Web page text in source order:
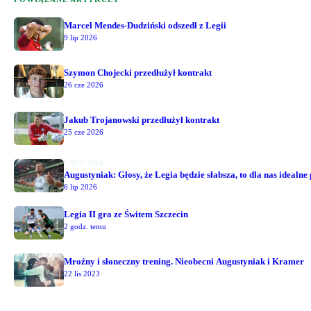
Marcel Mendes-Dudziński odszedł z Legii
9 lip 2026
Szymon Chojecki przedłużył kontrakt
26 cze 2026
Jakub Trojanowski przedłużył kontrakt
25 cze 2026
Augustyniak: Głosy, że Legia będzie słabsza, to dla nas idealne
6 lip 2026
Legia II gra ze Świtem Szczecin
2 godz. temu
Mroźny i słoneczny trening. Nieobecni Augustyniak i Kramer
22 lis 2023